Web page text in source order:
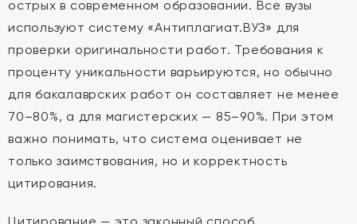
острых в современном образовании. Все вузы
используют систему «Антиплагиат.ВУЗ» для
проверки оригинальности работ. Требования к
проценту уникальности варьируются, но обычно
для бакалаврских работ он составляет не менее
70–80%, а для магистерских — 85–90%. При этом
важно понимать, что система оценивает не
только заимствования, но и корректность
цитирования.